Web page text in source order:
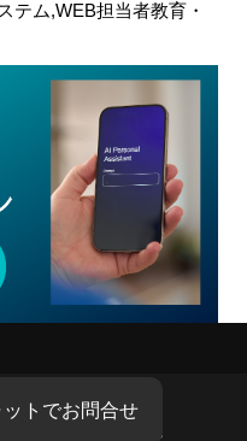
テム,WEB担当者教育・
Reserved.
リシー 」をご覧ください。